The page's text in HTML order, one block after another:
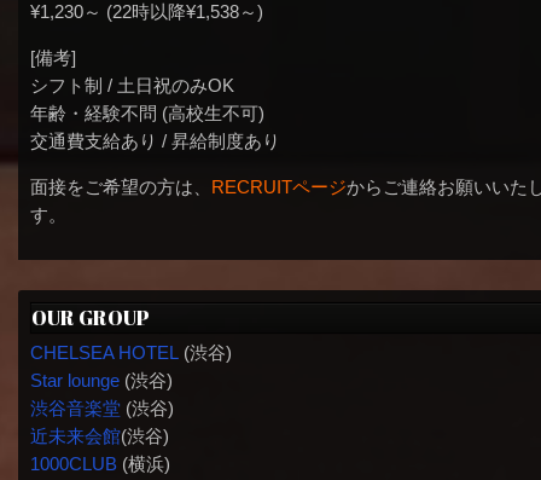
¥1,230～ (22時以降¥1,538～)
[備考]
シフト制 / 土日祝のみOK
年齢・経験不問 (高校生不可)
交通費支給あり / 昇給制度あり
面接をご希望の方は、 RECRUITページからご連絡お願いいた
す。
OUR GROUP
CHELSEA HOTEL (渋谷)
Star lounge(渋谷)
渋谷音楽堂(渋谷)
近未来会館(渋谷)
1000CLUB(横浜)